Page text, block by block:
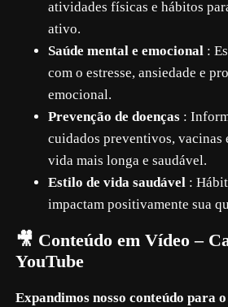
atividades físicas e hábitos
ativo.
Saúde mental e emocional:
com o estresse, ansiedade e
emocional.
Prevenção de doenças:
cuidados preventivos, vacinas
vida mais longa e saudável.
Estilo de vida saudável:
impactam positivamente sua
🎥 Conteúdo em Vídeo –
YouTube
Expandimos nosso conteúdo para